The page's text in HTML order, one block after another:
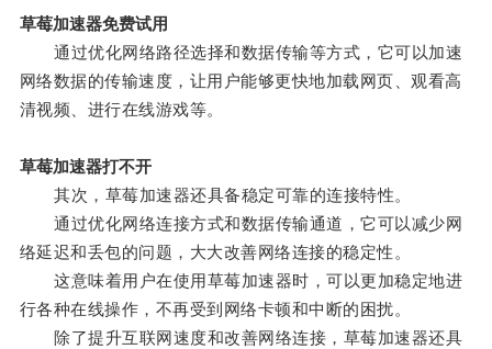
草莓加速器免费试用
通过优化网络路径选择和数据传输等方式，它可以加速
网络数据的传输速度，让用户能够更快地加载网页、观看高
清视频、进行在线游戏等。
草莓加速器打不开
其次，草莓加速器还具备稳定可靠的连接特性。
通过优化网络连接方式和数据传输通道，它可以减少网
络延迟和丢包的问题，大大改善网络连接的稳定性。
这意味着用户在使用草莓加速器时，可以更加稳定地进
行各种在线操作，不再受到网络卡顿和中断的困扰。
除了提升互联网速度和改善网络连接，草莓加速器还具